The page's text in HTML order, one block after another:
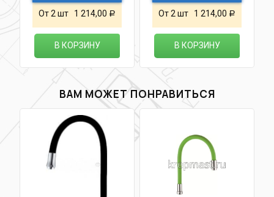
От 2 шт 1 214,00 Р
В КОРЗИНУ
От 2 шт 1 214,00 Р
В КОРЗИНУ
ВАМ МОЖЕТ ПОНРАВИТЬСЯ